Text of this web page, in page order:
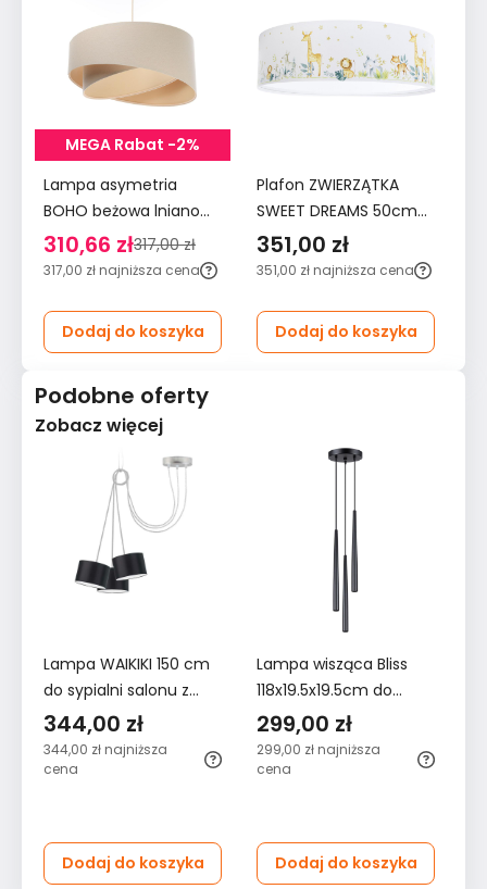
MEGA Rabat -2%
Lampa asymetria
BOHO beżowa lniano
jutowa do salonu
sypialni biura bestseller
310,66 zł317,00 zł
317,00 zł najniższa cena
Dodaj do koszyka
Plafon ZWIERZĄTKA
SWEET DREAMS 50cm
biały do pokoju dziecka
351,00 zł
351,00 zł najniższa cena
Dodaj do koszyka
Podobne oferty
Zobacz więcej
Lampa WAIKIKI 150 cm
do sypialni salonu z
abażurami czarna
344,00 zł
344,00 zł najniższa
cena
Dodaj do koszyka
Lampa wisząca Bliss
118x19.5x19.5cm do
sypialni salonu czarna
299,00 zł
299,00 zł najniższa
cena
Dodaj do koszyka